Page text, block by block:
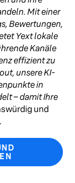
Mit einer
Bewertungen,
Yext lokale
Kanäle
effizient zu
unsere KI-
in
– damit Ihre
und